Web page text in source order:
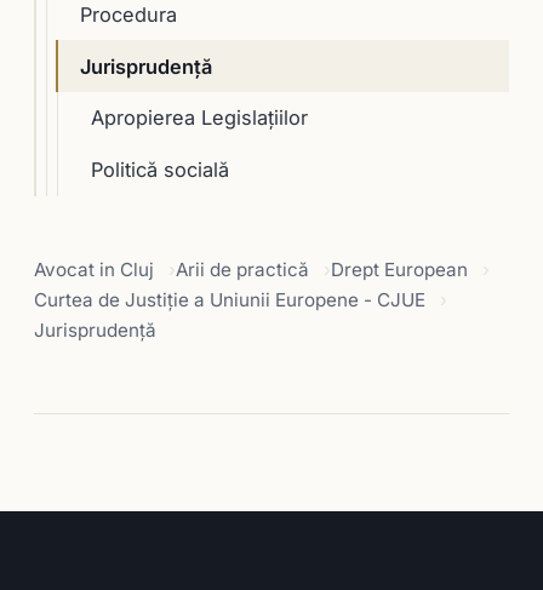
Procedura
Jurisprudență
Apropierea Legislațiilor
Politică socială
Avocat in Cluj Arii de practică
Drept European
Curtea de Justiție a Uniunii Europene - CJUE
Jurisprudență